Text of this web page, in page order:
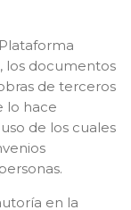
los documentos
de terceros
lo hace
de los cuales
en la